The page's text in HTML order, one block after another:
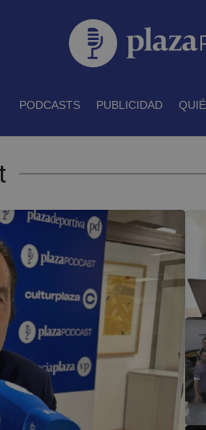
PODCASTS PUBLICIDAD